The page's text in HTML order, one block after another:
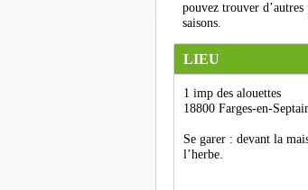
pouvez trouver
saisons.
LIEU
1 imp des alouettes
18800 Farges-en-
Se garer : devant la
l’herbe.